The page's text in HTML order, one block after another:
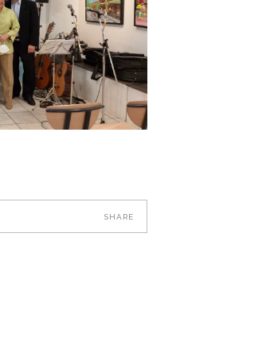
SHARE